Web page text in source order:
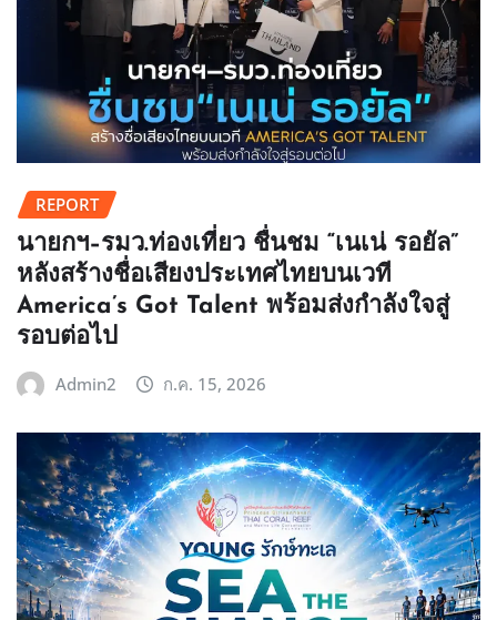
REPORT
นายกฯ–รมว.ท่องเที่ยว ชื่นชม “เนเน่ รอยัล”
หลังสร้างชื่อเสียงประเทศไทยบนเวที
America’s Got Talent พร้อมส่งกำลังใจสู่
รอบต่อไป
Admin2 ก.ค. 15, 2026